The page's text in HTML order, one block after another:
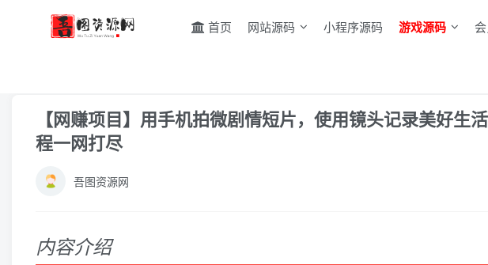
首页 网站源码 小程序源码 游戏源码
【网赚项目】用手机拍微剧情短片，使用镜头记录美好生
程一网打尽
吾图资源网
内容介绍